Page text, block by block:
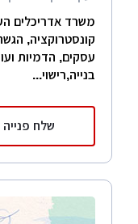
משרד אדריכלים
קונסטרוקציה,
עסקים, הדמיות
בנייה,רישוי...
שלח פנייה